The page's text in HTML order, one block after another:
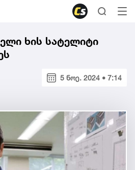
ხის სატელიტი
5 ნოე. 2024 • 7:14